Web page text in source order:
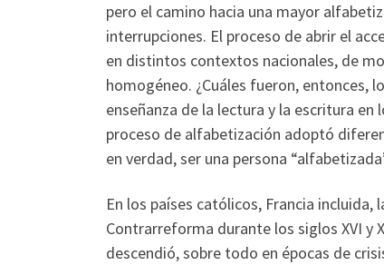
pero el camino hacia una mayor
interrupciones. El proceso de abrir el
en distintos contextos nacionales, de
homogéneo. ¿Cuáles fueron, entonces,
enseñanza de la lectura y la escritura
proceso de alfabetización adoptó
en verdad, ser una persona
En los países católicos, Francia
Contrarreforma durante los siglos XVI y
descendió, sobre todo en épocas de